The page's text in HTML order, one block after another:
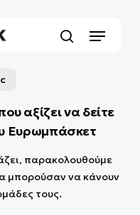
Menu
αξίζει να δείτε
Ευρωμπάσκετ
παρακολουθούμε
μπορούσαν να κάνουν
τους.